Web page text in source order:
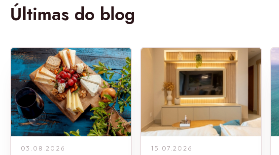
Últimas do blog
03.08.2026 15.07.2026